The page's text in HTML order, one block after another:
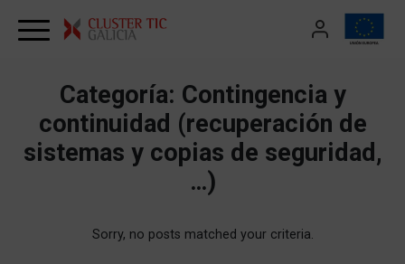
Categoría: Contingencia y
continuidad (recuperación de
sistemas y copias de seguridad,
…)
Sorry, no posts matched your criteria.